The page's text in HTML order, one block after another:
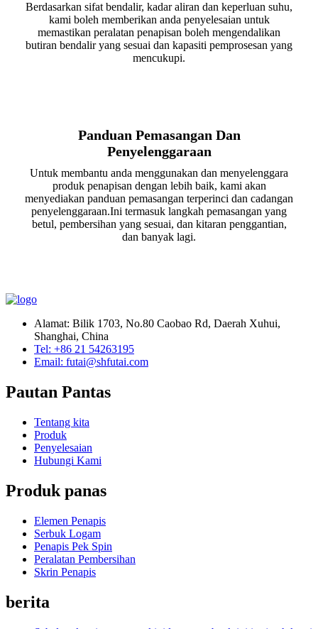
Berdasarkan sifat bendalir, kadar aliran dan keperluan suhu,
kami boleh memberikan anda penyelesaian untuk
memastikan peralatan penapisan boleh mengendalikan
butiran bendalir yang sesuai dan kapasiti pemprosesan yang
mencukupi.
Panduan Pemasangan Dan
Penyelenggaraan
Untuk membantu anda menggunakan dan menyelenggara
produk penapisan dengan lebih baik, kami akan
menyediakan panduan pemasangan terperinci dan cadangan
penyelenggaraan.Ini termasuk langkah pemasangan yang
betul, pembersihan yang sesuai, dan kitaran penggantian,
dan banyak lagi.
Alamat: Bilik 1703, No.80 Caobao Rd, Daerah Xuhui,
Shanghai, China
Tel: +86 21 54263195
Email: futai@shfutai.com
Pautan Pantas
Tentang kita
Produk
Penyelesaian
Hubungi Kami
Produk panas
Elemen Penapis
Serbuk Logam
Penapis Pek Spin
Peralatan Pembersihan
Skrin Penapis
berita